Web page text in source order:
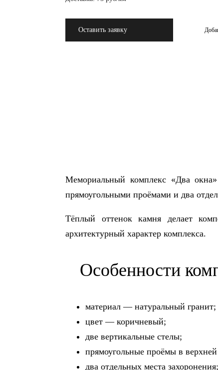
Оставить заявку
Мемориальный комплекс «Два
прямоугольными проёмами и два
Тёплый оттенок камня делает
архитектурный характер комплекса.
Особенности
материал — натуральный гранит;
цвет — коричневый;
две вертикальные стелы;
прямоугольные проёмы в верхней
два отдельных места захоронения;